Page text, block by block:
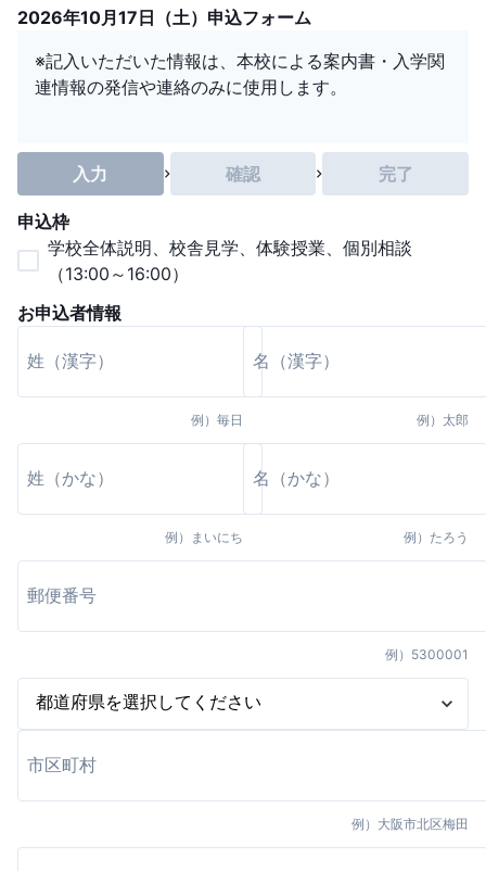
2026年10月17日（土）申込フォーム
※記入いただいた情報は、本校による案内書・入学関
連情報の発信や連絡のみに使用します。
入力 確認 完了
申込枠
学校全体説明、校舎見学、体験授業、個別相談
（13:00～16:00）
お申込者情報
例） 毎日 例） 太郎
例） まいにち 例） たろう
例） 5300001
例） 大阪市北区梅田